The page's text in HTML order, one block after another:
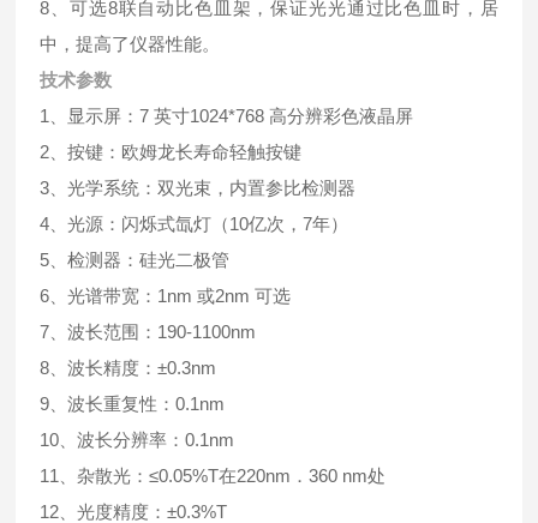
8、可选8联自动比色皿架，保证光光通过比色皿时，居
中，提高了仪器性能。
技术参数
1、显示屏：7 英寸1024*768 高分辨彩色液晶屏
2、按键：欧姆龙长寿命轻触按键
3、光学系统：双光束，内置参比检测器
4、光源：闪烁式氙灯（10亿次，7年）
5、检测器：硅光二极管
6、光谱带宽：1nm 或2nm 可选
7、波长范围：190-1100nm
8、波长精度：±0.3nm
9、波长重复性：0.1nm
10、波长分辨率：0.1nm
11、杂散光：≤0.05%T在220nm．360 nm处
12、光度精度：±0.3%T